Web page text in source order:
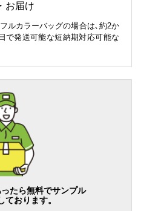
お届け
ルカラーバッグの場合は､約2か
で発送可能な短納期対応可能な
たら無料でサンプル
ております。